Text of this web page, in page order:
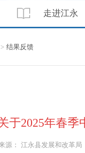
走进江永
> 结果反馈
于2025年春
源：江永县发展和改革局